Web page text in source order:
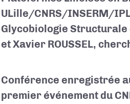
ULille/CNRS/INSERM/
Glycobiologie Structurale
etXavier ROUSSEL,
Conférence enregistrée
premier événement du